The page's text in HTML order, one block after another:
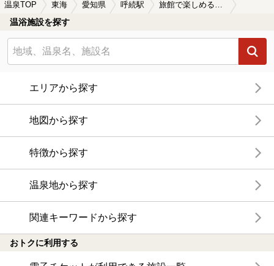
温泉TOP 東海 愛知県 呼続駅 旅館で楽しめる呼続駅近くの温泉、日帰り温泉、スーパー銭湯おすすめ
温浴施設を探す
エリアから探す
地図から探す
特徴から探す
温泉地から探す
関連キーワードから探す
おトクに利用する